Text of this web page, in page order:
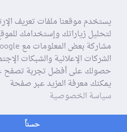
يستخدم موقعنا ملفات تعريف
لتحليل زياراتك وإستخدامك
الشركات الإعلانية والشبكات
حصولك على أفضل تجربة تصفح
يمكنك معرفة المزيد عبر صفحة
سياسة الخصوصية
حسناً